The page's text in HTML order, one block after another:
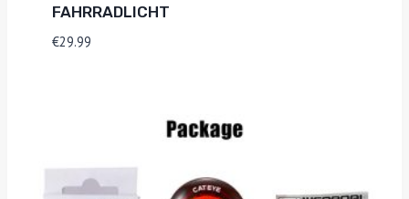
FAHRRADLICHT
€29.99